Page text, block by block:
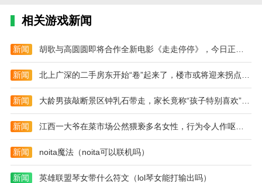
相关建议
游戏中的音乐之刃，你可以用自己的方式和节奏完成关
卡，抓住机会。你是最棒的控球者，参加这场比赛对你
来说是一种真正的享受。
音乐冲浪者精致的极简设计和清晰的图形风格看起来很
简单，大量的皮肤和新的挑战关卡只会让游戏变得更
好。
相关游戏新闻
新闻
新闻
新闻 大龄男孩敲断景区钟乳石带走，家长竟称“孩子特别喜欢”（2023钟乳石被破坏）
新闻 江西一大爷在菜市场公然猥亵多名女性，行为令人作呕（2023江西大爷猥亵）
新闻 noita魔法（noita可以联机吗）
新闻 英雄联盟琴女带什么符文（lol琴女能打输出吗）